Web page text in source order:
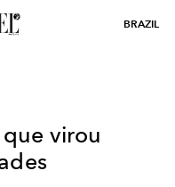
BRAZIL
virou